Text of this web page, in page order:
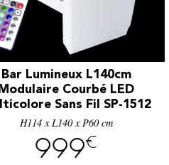
Bar Lumineux L140cm
Modulaire Courbé LED
Sans Fil SP-1512
H114 x L140 x P60 cm
999€